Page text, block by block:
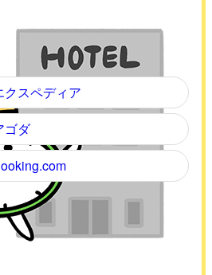
クスペディア
ゴダ